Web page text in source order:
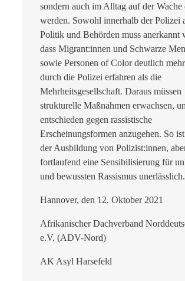
sondern auch im Alltag auf der Wache
werden. Sowohl innerhalb der Polizei
Politik und Behörden muss anerkannt
dass Migrant:innen und Schwarze
sowie Personen of Color deutlich
durch die Polizei erfahren als die
Mehrheitsgesellschaft. Daraus müssen
strukturelle Maßnahmen erwachsen,
entschieden gegen rassistische
Erscheinungsformen anzugehen. So
der Ausbildung von Polizist:innen,
fortlaufend eine Sensibilisierung für
und bewussten Rassismus unerlässlich.
Hannover, den 12. Oktober 2021
Afrikanischer Dachverband
e.V. (ADV-Nord)
AK Asyl Harsefeld